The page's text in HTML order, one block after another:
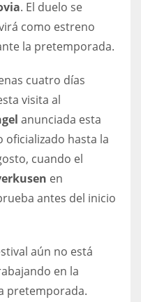
. El duelo se
como estreno
la pretemporada.
cuatro días
visita al
anunciada esta
hasta la
cuando el
en
antes del inicio
aún no está
en la
pretemporada.